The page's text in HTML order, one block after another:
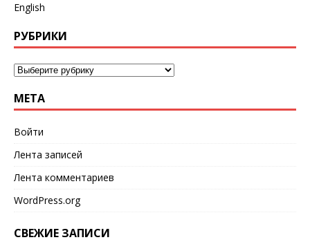
English
РУБРИКИ
МЕТА
Войти
Лента записей
Лента комментариев
WordPress.org
СВЕЖИЕ ЗАПИСИ